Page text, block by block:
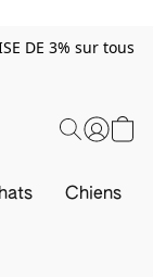
DE 3% sur tous
Chiens